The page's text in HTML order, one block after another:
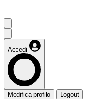
Accedi
Modifica profilo Logout